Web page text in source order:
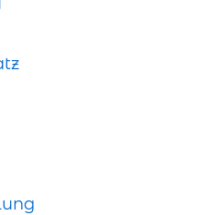
im Lieferumfang
bestellen.